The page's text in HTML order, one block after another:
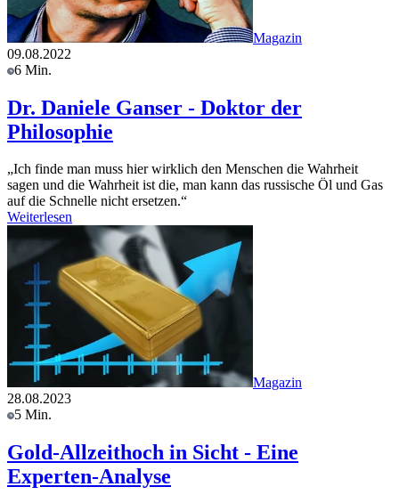
Magazin
09.08.2022
6 Min.
Dr. Daniele Ganser - Doktor der
Philosophie
„Ich finde man muss hier wirklich den Menschen die Wahrheit
sagen und die Wahrheit ist die, man kann das russische Öl und Gas
auf die Schnelle nicht ersetzen.“
Weiterlesen
Magazin
28.08.2023
5 Min.
Gold-Allzeithoch in Sicht - Eine
Experten-Analyse